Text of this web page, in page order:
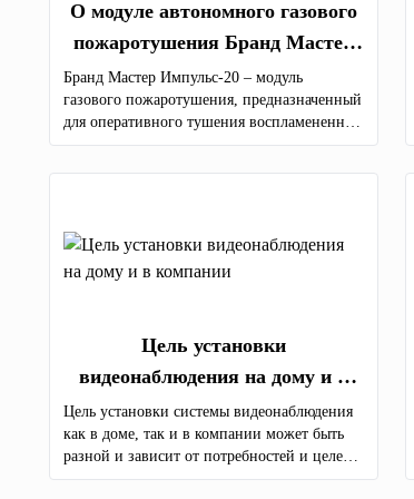
О модуле автономного газового
пожаротушения Бранд Мастер
Импульс-20
Бранд Мастер Импульс-20 – модуль
газового пожаротушения, предназначенный
для оперативного тушения воспламененных
электроустановок (Е), твердых (А), жидких
Цель установки
видеонаблюдения на дому и в
компании
Цель установки системы видеонаблюдения
как в доме, так и в компании может быть
разной и зависит от потребностей и целей
каждого отдельного лица или бизнеса.